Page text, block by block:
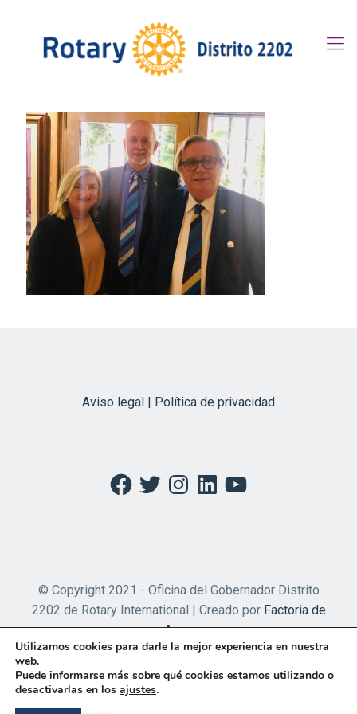
Aviso legal | Política de privacidad
Facebook
TwitterInstagramLinkedInYouTube
© Copyright 2021 - Oficina del Gobernador Distrito
2202 de Rotary International | Creado por Factoria de
Apps
Utilizamos cookies para darle la mejor experiencia en nuestra
web.
Puede informarse más sobre qué cookies estamos utilizando o
desactivarlas en los ajustes.